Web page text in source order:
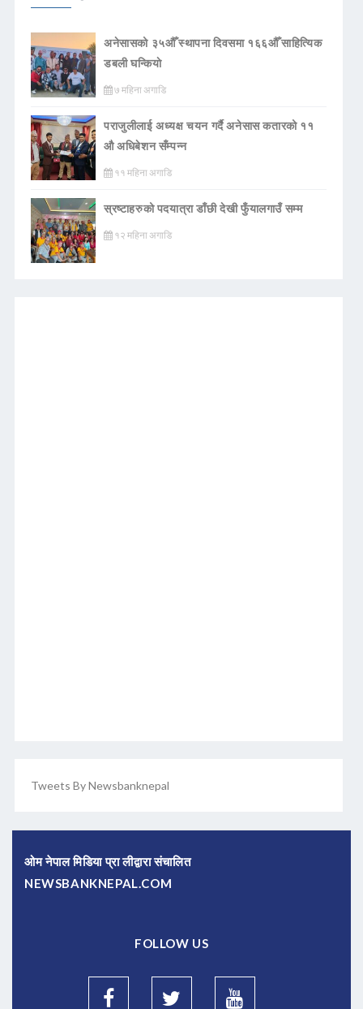
अनेसासको ३५औँ स्थापना दिवसमा १६६औँ साहित्यिक
डबली घन्कियाे
७ महिना अगाडि
पराजुलीलाई अध्यक्ष चयन गर्दै अनेसास कतारको ११
औ अधिबेशन सँम्पन्न
११ महिना अगाडि
स्रष्टाहरुको पदयात्रा डाँछी देखी फुँयालगाउँ सम्म
१२ महिना अगाडि
Tweets By Newsbanknepal
ओम नेपाल मिडिया प्रा लीद्वारा संचालित
NEWSBANKNEPAL.COM
FOLLOW US